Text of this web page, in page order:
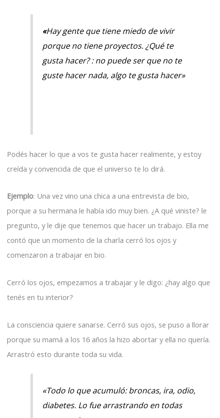
«Hay gente que tiene miedo de vivir
porque no tiene proyectos. ¿Qué te
gusta hacer? : no puede ser que no te
guste hacer nada, algo te gusta hacer»
Podés hacer lo que a vos te gusta hacer realmente, y estoy
creída y convencida de que el universo te lo dirá.
Ejemplo: Una vez vino una chica a una entrevista de bio,
porque a su hermana le había ido muy bien. ¿A qué viniste? le
pregunto, y le dije que tenemos que hacer un trabajo. Ella me
contó que un momento de la charla cerró los ojos y
comenzaron a trabajar en bio.
Cerró los ojos, empezamos a trabajar y le digo: ¿hay algo que
tenés en tu interior?
La consciencia quiere sanarse. Cerró sus ojos, se puso a llorar
porque su mamá a los 16 años la hizo abortar y ella no quería.
Arrastró esto durante toda su vida.
«Todo lo que acumuló: broncas, ira, odio,
diabetes. Lo fue arrastrando en todas